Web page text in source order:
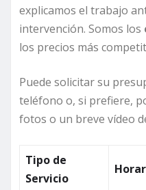
explicamos el trabajo
intervención. Somos los
los precios más
Puede solicitar su
teléfono o, si prefiere,
fotos o un breve vídeo
Tipo de
Servicio